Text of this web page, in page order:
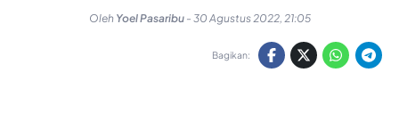
Oleh Yoel Pasaribu - 30 Agustus 2022, 21:05
Bagikan: